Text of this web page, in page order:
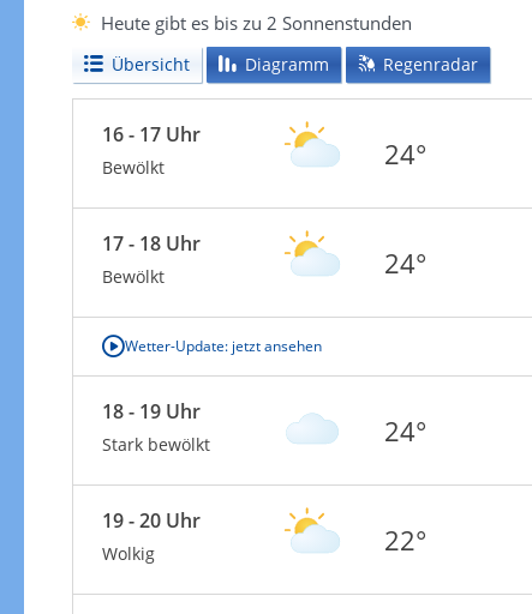
Heute gibt es bis zu 2 Sonnenstunden
Übersicht Diagramm Regenradar
16 - 17 Uhr
Bewölkt 24°
17 - 18 Uhr
Bewölkt 24°
Wetter-Update: jetzt ansehen
18 - 19 Uhr
Stark bewölkt 24°
19 - 20 Uhr
Wolkig 22°